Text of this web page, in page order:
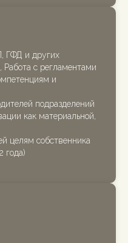
ГФД и других
с регламентами
и
подразделений
как материальной,
целям собственника
года)